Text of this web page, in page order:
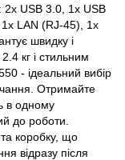
2x USB 3.0, 1x USB
LAN (RJ-45), 1x
швидку і
кг і стильним
- ідеальний вибір
Отримайте
в одному
до роботи.
коробку, що
відразу після